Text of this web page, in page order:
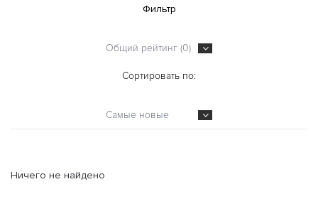
Фильтр
Общий рейтинг (0)
Сортировать по:
Самые новые
Ничего не найдено